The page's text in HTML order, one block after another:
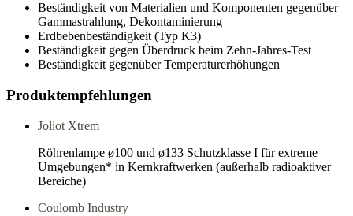
Beständigkeit von Materialien und Komponenten gegenüber
Gammastrahlung, Dekontaminierung
Erdbebenbeständigkeit (Typ K3)
Beständigkeit gegen Überdruck beim Zehn-Jahres-Test
Beständigkeit gegenüber Temperaturerhöhungen
Produktempfehlungen
Joliot Xtrem
Röhrenlampe ø100 und ø133 Schutzklasse I für extreme
Umgebungen* in Kernkraftwerken (außerhalb radioaktiver
Bereiche)
Coulomb Industry